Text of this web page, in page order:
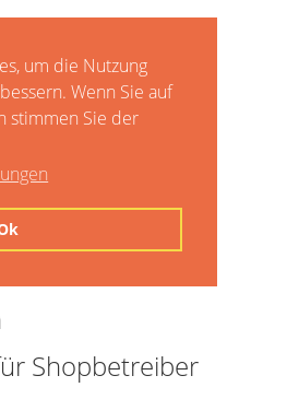
um die Nutzung
Wenn Sie auf
stimmen Sie der
Shopbetreiber